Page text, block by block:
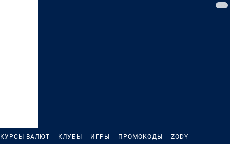
КУРСЫ ВАЛЮТ КЛУБЫ ИГРЫ ПРОМОКОДЫ ZODY